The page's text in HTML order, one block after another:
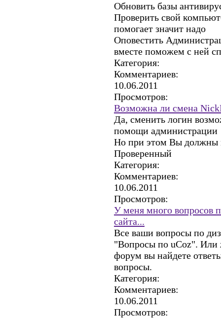
Обновить базы
Проверить свой
помогает значит надо
Оповестить
вместе поможем с ней
Категория:
Комментариев:
10.06.2011
Просмотров:
Возможна ли смена
Да, сменить логин
помощи администрации
Но при этом Вы должны
Проверенный
Категория:
Комментариев:
10.06.2011
Просмотров:
У меня много вопросов
сайта...
Все ваши вопросы по
"Вопросы по uCoz". Или
форум вы найдете
вопросы.
Категория:
Комментариев:
10.06.2011
Просмотров: